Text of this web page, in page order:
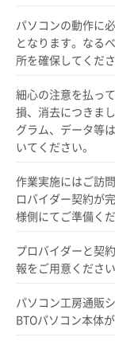
パソコンの動作に
となります。なる
所を確保してくださ
細心の注意を払っ
損、消去につきま
グラム、データ等
いてください。
作業実施にはご訪
ロバイダー契約が
様側にてご準備くだ
プロバイダーと契
報をご用意ください
パソコン工房通販
BTOパソコン本体